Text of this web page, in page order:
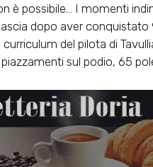
è possibile… I momenti
lascia dopo aver
curriculum del pilota di
sul podio, 65